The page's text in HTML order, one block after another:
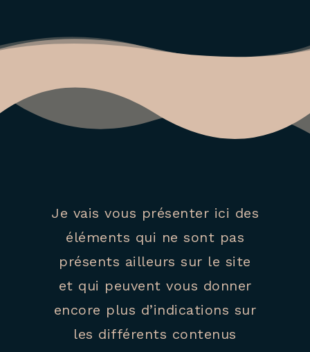
Je vais vous présenter ici des
éléments qui ne sont pas
présents ailleurs sur le site
et qui peuvent vous donner
encore plus d’indications sur
les différents contenus